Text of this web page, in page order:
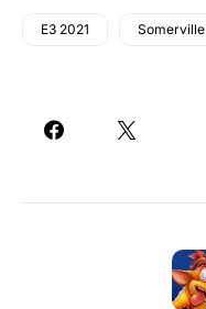
E3 2021 Somerville